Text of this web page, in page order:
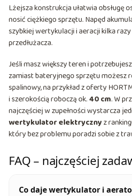
Lżejsza konstrukcja ułatwia obsługę
nosić ciężkiego sprzętu. Napęd
szybkiej wertykulacji i aeracji kilka
przedłużacza.
Jeśli masz większy teren i
zamiast bateryjnego sprzętu możesz
spalinowy, na przykład z oferty
i szerokością roboczą ok. 40 cm. W
najczęściej w zupełności wystarcza
wertykulator elektrycznyz
który bez problemu poradzi sobie z
FAQ – najczęściej
Co daje wertykulator i